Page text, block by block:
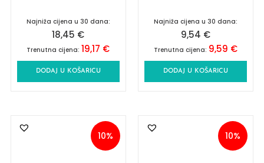
Najniža cijena u 30 dana:
18,45 €
Trenutna cijena: 19,17 €
DODAJ U KOŠARICU
Najniža cijena u 30 dana:
9,54 €
Trenutna cijena: 9,59 €
DODAJ U KOŠARICU
10% 10%